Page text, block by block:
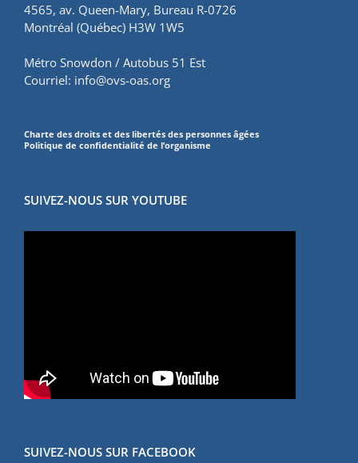
4565, av. Queen-Mary, Bureau R-0726
Montréal (Québec) H3W 1W5
Métro Snowdon / Autobus 51 Est
Courriel: info@ovs-oas.org
Charte des droits et des libertés des personnes âgées
Politique de confidentialité de l’organisme
SUIVEZ-NOUS SUR YOUTUBE
SUIVEZ-NOUS SUR FACEBOOK